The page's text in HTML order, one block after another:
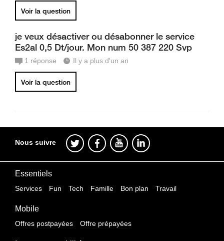
Voir la question
je veux désactiver ou désabonner le service
Es2al 0,5 Dt/jour. Mon num 50 387 220 Svp
1 réponse Il y a plus d'un an
Voir la question
Nous suivre
Essentiels
Services Fun Tech Famille Bon plan Travail
Mobile
Offres postpayées Offre prépayées